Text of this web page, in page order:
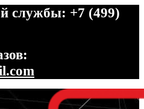
службы: +7 (499)